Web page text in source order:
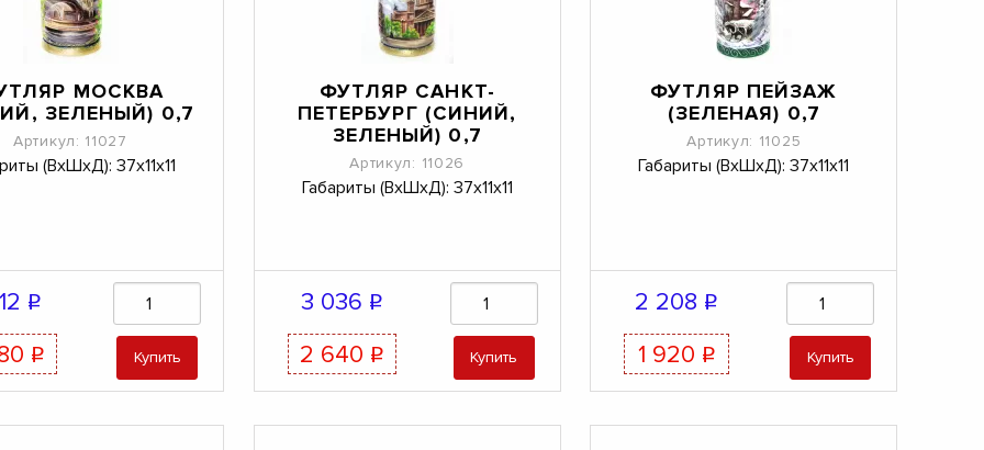
МОСКВА
ЗЕЛЕНЫЙ) 0,7
Артикул: 11027
(ВхШхД): 37х11х11
q
q Купить
ФУТЛЯР САНКТ-
ПЕТЕРБУРГ (СИНИЙ,
ЗЕЛЕНЫЙ) 0,7
Артикул: 11026
Габариты (ВхШхД): 37х11х11
3 036 q
2 640 q Купить
ФУТЛЯР ПЕЙЗАЖ
(ЗЕЛЕНАЯ) 0,7
Артикул: 11025
Габариты (ВхШхД): 37х11х11
2 208 q
1 920 q Купить